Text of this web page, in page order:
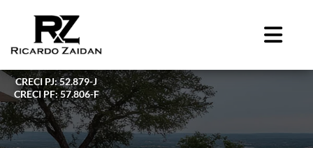
CRECI PJ: 52.879-J
CRECI PF: 57.806-F